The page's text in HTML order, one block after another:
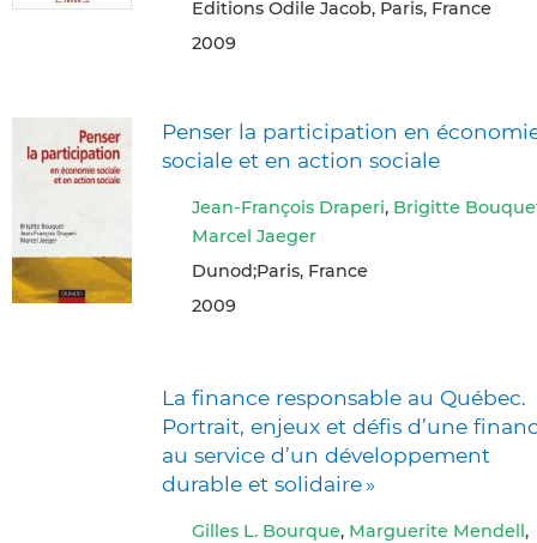
Editions Odile Jacob, Paris, France
2009
Penser la participation en
sociale et en action sociale
Jean-François Draperi, Brigitte
Marcel Jaeger
Dunod;Paris, France
2009
La finance responsable au Québec.
Portrait, enjeux et défis d’une
au service d’un développement
durable et solidaire »
Gilles L. Bourque, Marguerite Mendell,